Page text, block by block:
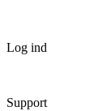
Log ind
Support